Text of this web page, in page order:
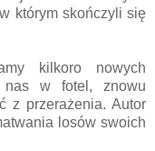
którym skończyli się
kilkoro nowych
nas w fotel, znowu
z przerażenia. Autor
losów swoich